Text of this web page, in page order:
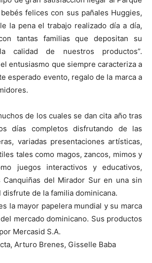
felices con sus pañales Huggies,
la pena el trabajo realizado día a día,
tantas familias que depositan su
calidad de nuestros productos”.
entusiasmo que siempre caracteriza a
esperado evento, regalo de la marca a
de los cuales se dan cita año tras
días completos disfrutando de las
variadas presentaciones artísticas,
tales como magos, zancos, mimos y
juegos interactivos y educativos,
Canquiñas del Mirador Sur en una sin
disfrute de la familia dominicana.
la mayor papelera mundial y su marca
mercado dominicano. Sus productos
Mercasid S.A.
Arturo Brenes, Gisselle Baba